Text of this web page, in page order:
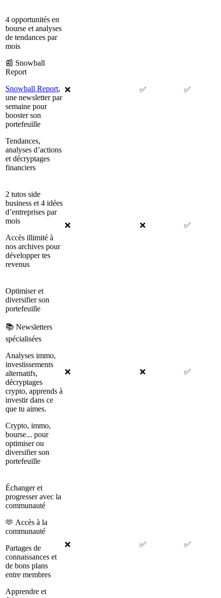
4 opportunités en
bourse et analyses
de tendances par
mois
📰 Snowball
Report
Snowball Report,
une newsletter par
semaine pour
booster son
portefeuille
Tendances,
analyses d’actions
et décryptages
financiers
❌ ✅ ✅
2 tutos side
business et 4 idées
d’entreprises par
mois
Accès illimité à
nos archives pour
développer tes
revenus
❌ ❌ ✅
Optimiser et
diversifier son
portefeuille
📚 Newsletters
spécialisées
Analyses immo,
investissements
alternatifs,
décryptages
crypto, apprends à
investir dans ce
que tu aimes.
Crypto, immo,
bourse... pour
optimiser ou
diversifier son
portefeuille
❌ ❌ ✅
Échanger et
progresser avec la
communauté
🫶 Accès à la
communauté
Partages de
connaissances et
de bons plans
entre membres
Apprendre et
❌ ✅ ✅